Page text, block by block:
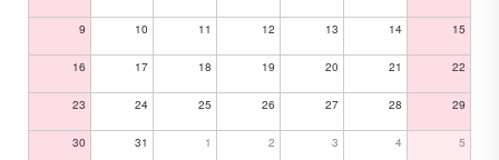
9 10 11 12 13 14 15
16 17 18 19 20 21 22
23 24 25 26 27 28 29
30 31 1 2 3 4 5